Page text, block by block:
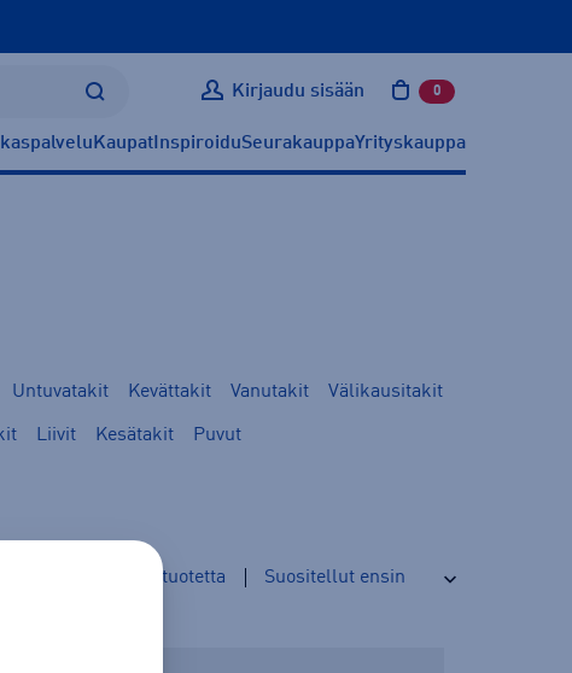
Kirjaudu sisään 0 tuotetta
Kaupat InspiroiduSeurakauppaYrityskauppa
Untuvatakit Kevättakit Vanutakit Välikausitakit
Liivit Kesätakit Puvut
tuotetta